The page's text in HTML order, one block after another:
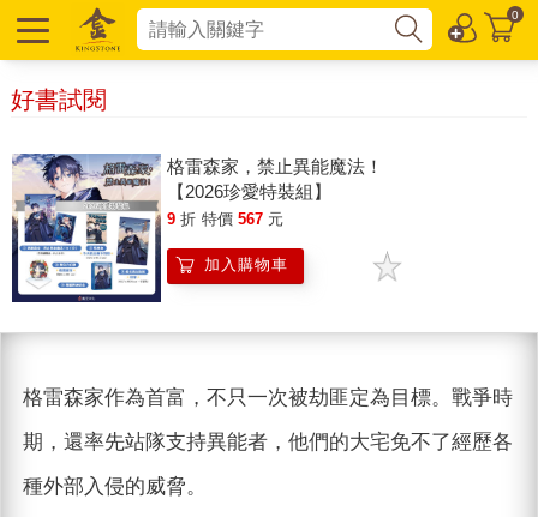
0
好書試閱
格雷森家，禁止異能魔法！
【2026珍愛特裝組】
9 折 特價 567 元
加入購物車
格雷森家作為首富，不只一次被劫匪定為目標。戰爭時
期，還率先站隊支持異能者，他們的大宅免不了經歷各
種外部入侵的威脅。